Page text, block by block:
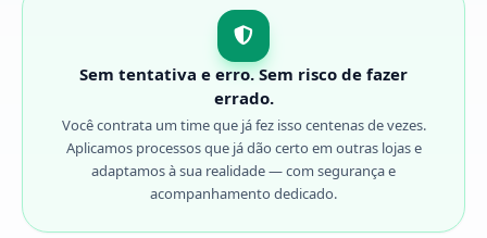
Sem tentativa e erro. Sem risco de fazer
errado.
Você contrata um time que já fez isso centenas de vezes.
Aplicamos processos que já dão certo em outras lojas e
adaptamos à sua realidade — com segurança e
acompanhamento dedicado.